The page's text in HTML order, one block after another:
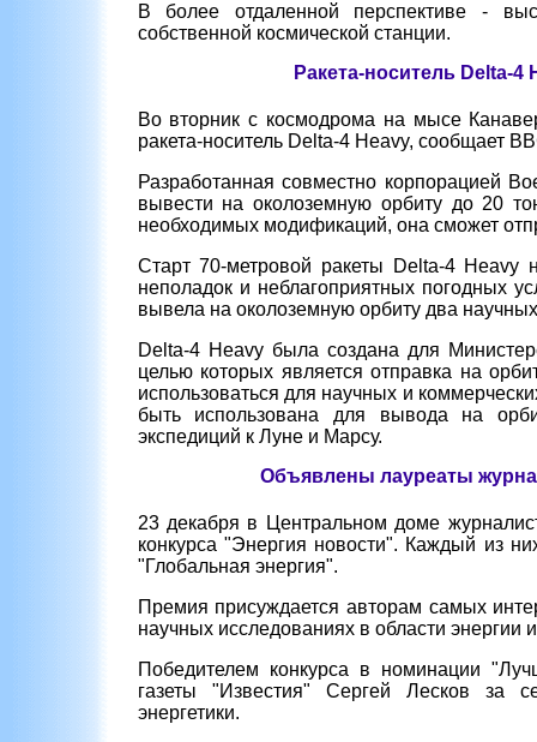
В более отдаленной перспективе -
собственной космической станции.
Ракета-носитель Delta-
Во вторник с космодрома на мысе
ракета-носитель Delta-4 Heavy, сообщает
Разработанная совместно корпорацией
вывести на околоземную орбиту до 20
необходимых модификаций, она сможет
Старт 70-метровой ракеты Delta-4 Heavy
неполадок и неблагоприятных погодных
вывела на околоземную орбиту два
Delta-4 Heavy была создана для
целью которых является отправка на
использоваться для научных и
быть использована для вывода на
экспедиций к Луне и Марсу.
Объявлены лауреаты
23 декабря в Центральном доме
конкурса "Энергия новости". Каждый из
"Глобальная энергия".
Премия присуждается авторам самых
научных исследованиях в области энергии и
Победителем конкурса в номинации
газеты "Известия" Сергей Лесков за
энергетики.